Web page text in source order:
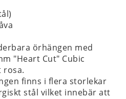
örhängen med
"Heart Cut" Cubic
rosa.
finns i flera storlekar
stål vilket innebär att